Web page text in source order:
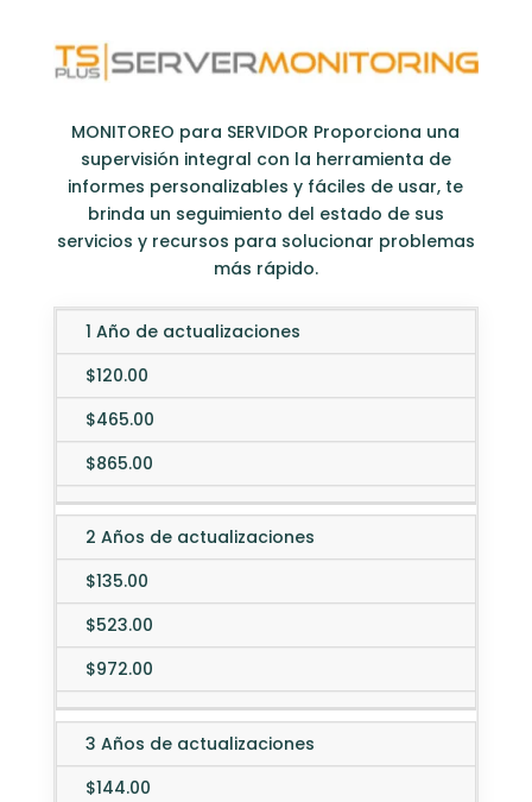
MONITOREO para SERVIDOR Proporciona una
supervisión integral con la herramienta de
informes personalizables y fáciles de usar, te
brinda un seguimiento del estado de sus
servicios y recursos para solucionar problemas
más rápido.
Editions
Essentials
(5
1 Año de actualizaciones
$120.00
$465.00
$865.00
2 Años de actualizaciones
$135.00
$523.00
$972.00
3 Años de actualizaciones
$144.00